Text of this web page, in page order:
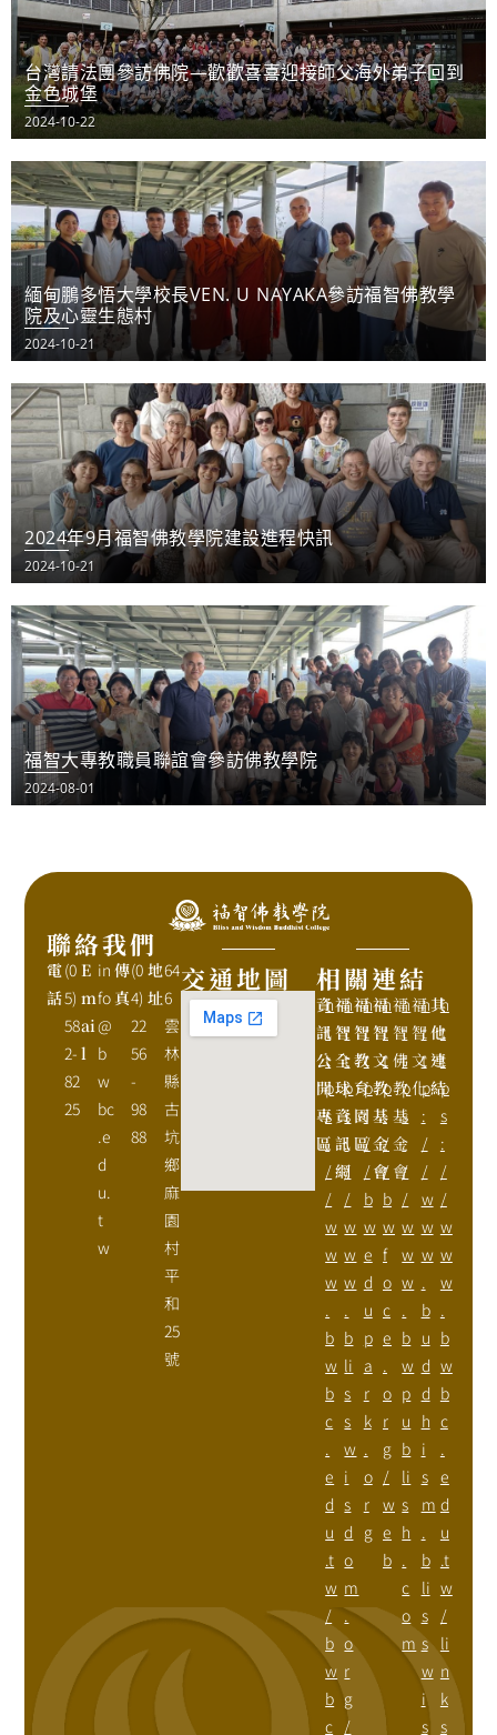
台灣請法團參訪佛院—歡歡喜喜迎接師父海外弟子回到
金色城堡
2024-10-22
緬甸鵬多悟大學校長VEN. U NAYAKA參訪福智佛教學
院及心靈生態村
2024-10-21
2024年9月福智佛教學院建設進程快訊
2024-10-21
福智大專教職員聯誼會參訪佛教學院
2024-08-01
聯絡我們
電
話
(0
5)
58
2-
82
25
E
m
ai
l
in
fo
@
b
w
bc
.e
d
u.
t
w
傳
真
(0
4)
22
56
-
98
88
地
址
64
6
雲
林
縣
古
坑
鄉
麻
園
村
平
和
25
號
交通地圖 相關連結
資
訊
公
開
專
區
h
t
t
p
s
:
/
/
w
w
w
.
b
w
b
c
.
e
d
u
.t
w
/
b
w
b
c
福
智
全
球
資
訊
網
h
t
t
p
s
:
/
/
w
w
w
.
b
li
s
s
w
i
s
d
o
m
.
o
r
g
/
福
智
教
育
園
區
h
t
t
p
:
/
/
b
w
e
d
u
p
a
r
k
.
o
r
g
福
智
文
教
基
金
會
h
t
t
p
:
/
/
b
w
f
o
c
e
.
o
r
g
/
w
e
b
福
智
佛
教
基
金
會
h
t
t
p
s
:
/
/
w
w
w
.
b
w
p
u
b
li
s
h
.
c
o
m
福
智
文
化
h
t
t
p
:
/
/
w
w
w
.
b
u
d
d
h
i
s
m
.
b
li
s
s
w
i
s
其
他
連
結
h
t
t
p
s
:
/
/
w
w
w
.
b
w
b
c
.
e
d
u
.t
w
/
li
n
k
s